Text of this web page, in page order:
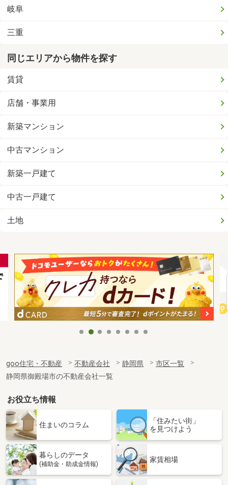
岐阜
三重
同じエリアから物件を探す
賃貸
店舗・事業用
新築マンション
中古マンション
新築一戸建て
中古一戸建て
土地
goo住宅・不動産 不動産会社 静岡県
市区一覧
静岡県御殿場市の不動産会社一覧
お役立ち情報
住まいのコラム
「住みたい街」
を見つけよう
暮らしのデータ
(補助金・助成金情報)
家賃相場